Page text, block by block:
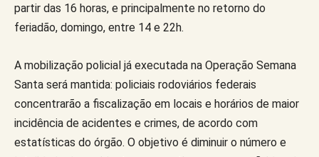
partir das 16 horas, e principalmente no retorno do
feriadão, domingo, entre 14 e 22h.
A mobilização policial já executada na Operação Semana
Santa será mantida: policiais rodoviários federais
concentrarão a fiscalização em locais e horários de maior
incidência de acidentes e crimes, de acordo com
estatísticas do órgão. O objetivo é diminuir o número e